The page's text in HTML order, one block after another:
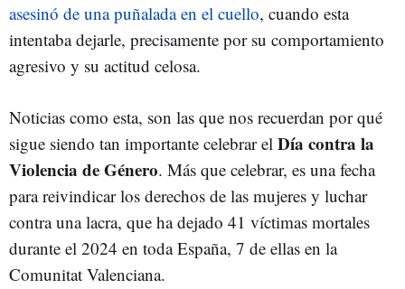
asesinó de una puñalada en el cuello, cuando esta
intentaba dejarle, precisamente por su comportamiento
agresivo y su actitud celosa.
Noticias como esta, son las que nos recuerdan por qué
sigue siendo tan importante celebrar el Día contra la
Violencia de Género. Más que celebrar, es una fecha
para reivindicar los derechos de las mujeres y luchar
contra una lacra, que ha dejado 41 víctimas mortales
durante el 2024 en toda España, 7 de ellas en la
Comunitat Valenciana.